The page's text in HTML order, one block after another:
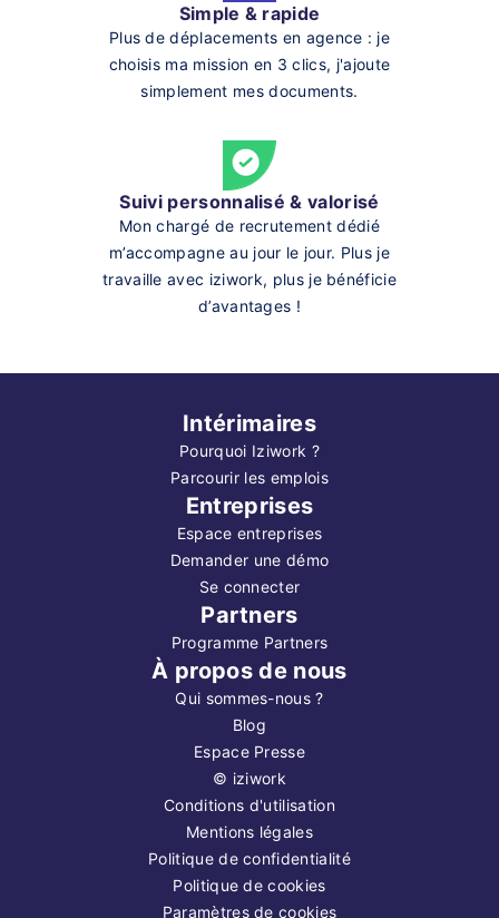
Simple & rapide
Plus de déplacements en agence : je
choisis ma mission en 3 clics, j'ajoute
simplement mes documents.
Suivi personnalisé & valorisé
Mon chargé de recrutement dédié
m’accompagne au jour le jour. Plus je
travaille avec iziwork, plus je bénéficie
d’avantages !
Intérimaires
Pourquoi Iziwork ?
Parcourir les emplois
Entreprises
Espace entreprises
Demander une démo
Se connecter
Partners
Programme Partners
À propos de nous
Qui sommes-nous ?
Blog
Espace Presse
© iziwork
Conditions d'utilisation
Mentions légales
Politique de confidentialité
Politique de cookies
Paramètres de cookies